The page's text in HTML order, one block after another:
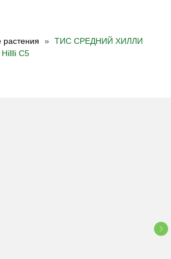
ТИС СРЕДНИЙ ХИЛЛИ
Hillli С5